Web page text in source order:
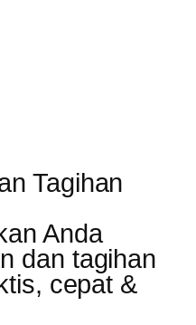
Tagihan
Anda
dan tagihan
cepat &